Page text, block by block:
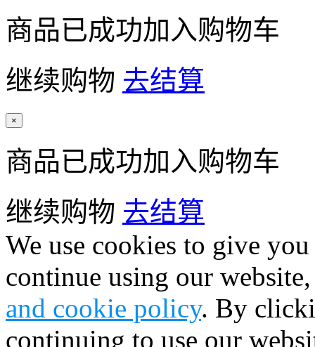
商品已成功加入购物车
继续购物 去结算
×
商品已成功加入购物车
继续购物 去结算
We use cookies to give
continue using our
and cookie policy. By
continuing to use our